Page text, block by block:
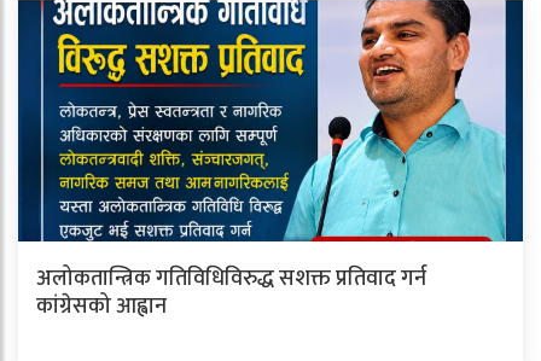
अलोकतान्त्रिक गतिविधिविरुद्ध सशक्त प्रतिवाद गर्न
कांग्रेसको आह्वान